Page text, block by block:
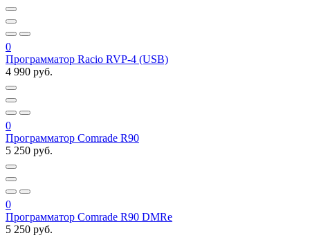
0
Программатор Racio RVP-4 (USB)
4 990 руб.
0
Программатор Comrade R90
5 250 руб.
0
Программатор Comrade R90 DMRе
5 250 руб.